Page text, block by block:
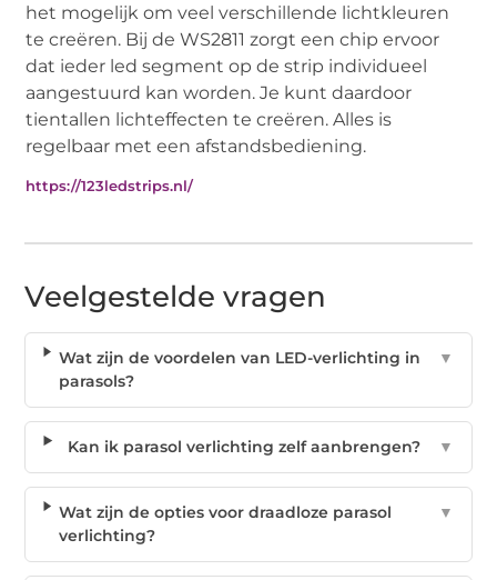
het mogelijk om veel verschillende lichtkleuren
te creëren. Bij de WS2811 zorgt een chip ervoor
dat ieder led segment op de strip individueel
aangestuurd kan worden. Je kunt daardoor
tientallen lichteffecten te creëren. Alles is
regelbaar met een afstandsbediening.
https://123ledstrips.nl/
Veelgestelde vragen
Wat zijn de voordelen van LED-verlichting in
parasols?
▼
Kan ik parasol verlichting zelf aanbrengen? ▼
Wat zijn de opties voor draadloze parasol
verlichting?
▼